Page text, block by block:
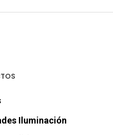
Iluminación